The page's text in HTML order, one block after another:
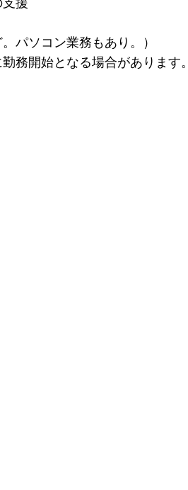
パソコン業務もあり。）
務開始となる場合があります。